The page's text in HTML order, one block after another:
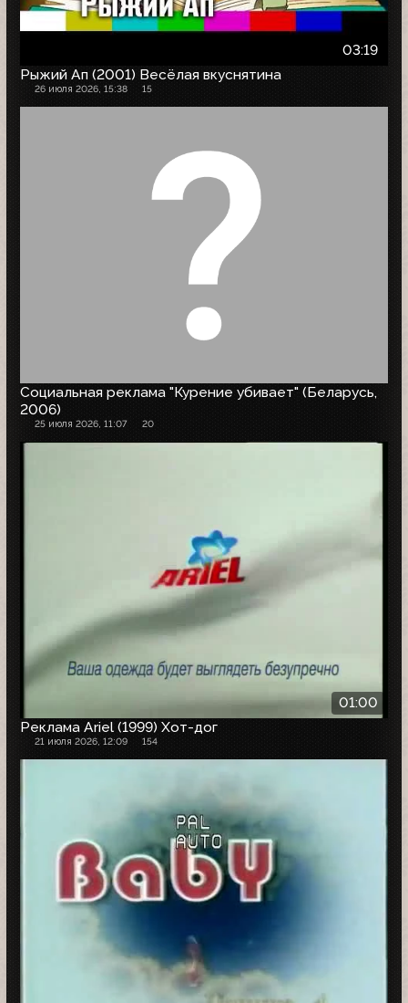
03:19
Рыжий Ап (2001) Весёлая вкуснятина
26 июля 2026, 15:38 15
Социальная реклама "Курение убивает" (Беларусь,
2006)
25 июля 2026, 11:07 20
01:00
Реклама Ariel (1999) Хот-дог
21 июля 2026, 12:09 154